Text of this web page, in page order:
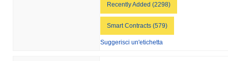
Recently Added (2298)
Smart Contracts (579)
Suggerisci un'etichetta